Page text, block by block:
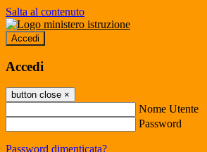
Salta al contenuto
Accedi
Accedi
button close ×
Nome Utente
Password
Password dimenticata?